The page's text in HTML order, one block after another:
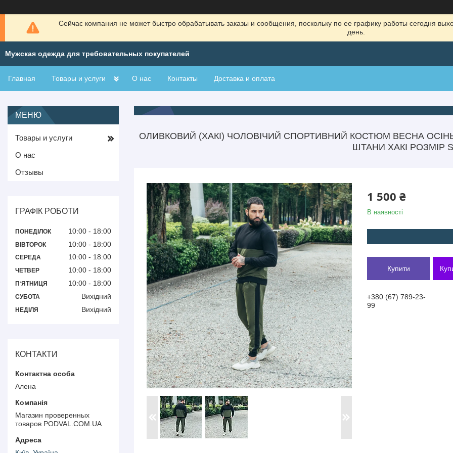
Сейчас компания не может быстро обрабатывать заказы и сообщения, поскольку по ее графику работы сегодня
день.
Мужская одежда для требовательных покупателей
Главная Товары и услуги О нас Контакты Доставка и оплата
ОЛИВКОВИЙ (ХАКІ) ЧОЛОВІЧИЙ СПОРТИВНИЙ КОСТЮМ ВЕСНА
ШТАНИ ХАКІ РОЗМІР S
1 500 ₴
В наявності
Купити
+380 (67) 789-23-
99
Товары и услуги
О нас
Отзывы
ГРАФІК РОБОТИ
ПОНЕДІЛОК 10:00 18:00
ВІВТОРОК 10:00 18:00
СЕРЕДА 10:00 18:00
ЧЕТВЕР 10:00 18:00
ПʼЯТНИЦЯ 10:00 18:00
СУБОТА Вихідний
НЕДІЛЯ Вихідний
КОНТАКТИ
Алена
Магазин проверенных
товаров PODVAL.СOM.UA